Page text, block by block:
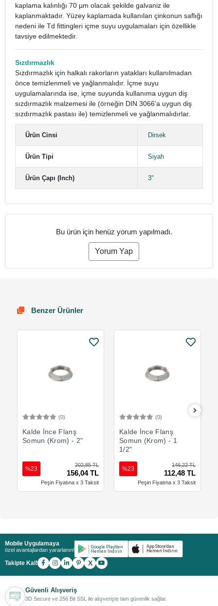
kaplama kalınlığı 70 µm olacak şekilde galvaniz ile
kaplanmaktadır. Yüzey kaplamada kullanılan çinkonun saflığı
nedeni ile Td fittingleri içme suyu uygulamaları için özellikle
tavsiye edilmektedir.
Sızdırmazlık
Sızdırmazlık için halkalı rakorların yatakları kullanılmadan
önce temizlenmeli ve yağlanmalıdır. İçme suyu
uygulamalarında ise, içme suyunda kullanıma uygun diş
sızdırmazlık malzemesi ile (örneğin DIN 3066’a uygun diş
sızdırmazlık pastası ile) temizlenmeli ve yağlanmalıdırlar.
Ürün Cinsi Dirsek
Ürün Tipi Siyah
Ürün Çapı (Inch) 3"
Bu ürün için henüz yorum yapılmadı.
Yorum Yap
Benzer Ürünler
(0)
Kalde İnce Flanş
Somun (Krom) - 2"
202,85 TL
156,04 TL
%23
Peşin Fiyatına x 3 Taksit
(0)
Kalde İnce Flanş
Somun (Krom) - 1
1/2"
146,22 TL
112,48 TL
%23
Peşin Fiyatına x 3 Taksit
Mobile Uygulamaya
özel avantajlardan yararlanın!
Takipte Kal! X
Güvenli Alışveriş
3D Secure ve 256 Bit SSL ile alışverişte tam güvenlik sağlar.